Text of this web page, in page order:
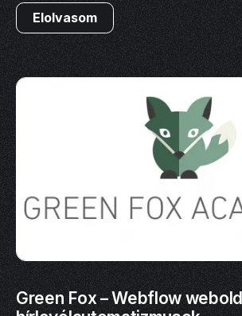
Elolvasom
Green Fox – Webflow